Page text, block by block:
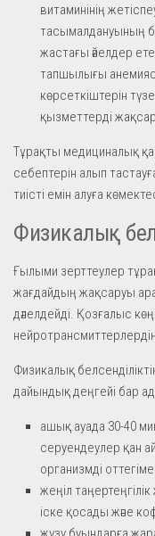
витаминінің
тасымалдануының
жастағы әйелдер
тапшылығы
көрсеткіштерін
қызметтерді
Тұрақты медициналық
себептерін алып
тиісті емін алуға
Физикалық
Ғылыми зерттеулер
жағдайдың жақсаруы
дәлелдейді. Қозғалыс
нейротрансмиттерлердің
Физикалық
дайындық деңгейі бар
ашық ауада 30-40
серуендеулер қан
организмді
жеңіл
іске қосады және